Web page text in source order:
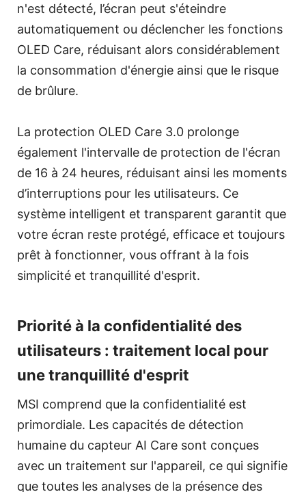
n'est détecté, l’écran peut s'éteindre
automatiquement ou déclencher les fonctions
OLED Care, réduisant alors considérablement
la consommation d'énergie ainsi que le risque
de brûlure.
La protection OLED Care 3.0 prolonge
également l'intervalle de protection de l'écran
de 16 à 24 heures, réduisant ainsi les moments
d’interruptions pour les utilisateurs. Ce
système intelligent et transparent garantit que
votre écran reste protégé, efficace et toujours
prêt à fonctionner, vous offrant à la fois
simplicité et tranquillité d'esprit.
Priorité à la confidentialité des
utilisateurs : traitement local pour
une tranquillité d'esprit
MSI comprend que la confidentialité est
primordiale. Les capacités de détection
humaine du capteur AI Care sont conçues
avec un traitement sur l'appareil, ce qui signifie
que toutes les analyses de la présence des